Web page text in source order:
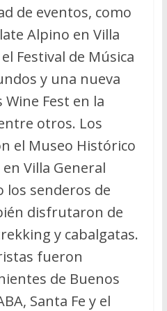
de eventos, como
Alpino en Villa
Festival de Música
y una nueva
Fest en la
otros. Los
el Museo Histórico
Villa General
los senderos de
disfrutaron de
y cabalgatas.
fueron
de Buenos
Santa Fe y el